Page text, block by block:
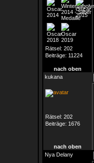
Rätsel: 202
Beiträge: 11224
nach oben
kukana
Rätsel: 202
Beiträge: 1676
nach oben
Nya Delany